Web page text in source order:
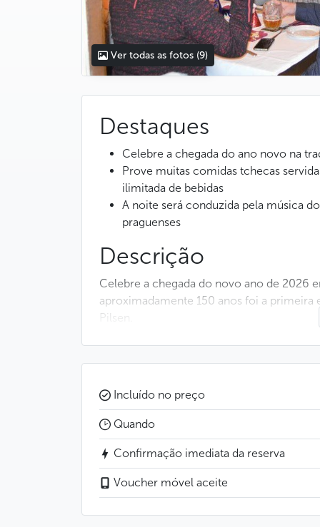
Ver todas as fotos (9)
Destaques
Celebre a chegada do ano novo na
Prove muitas comidas tchecas
ilimitada de bebidas
A noite será conduzida pela música
praguenses
Descrição
Celebre a chegada do novo ano de 2026
aproximadamente 150 anos foi a primeira
Pilsen.
especialidades tchecas.
Aqueles que adoram dançar serão
cervejaria.
MENU
Incluído no preço
Quando
Confirmação imediata da reserva
Voucher móvel aceite